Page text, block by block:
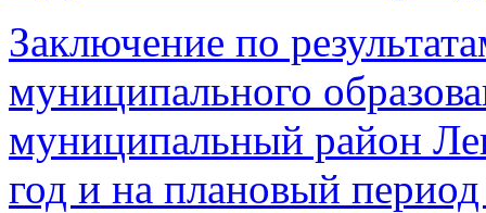
Заключение по
муниципального
муниципальный район
год и на плановый